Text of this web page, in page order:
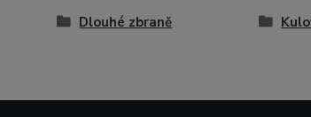
Dlouhé zbraně